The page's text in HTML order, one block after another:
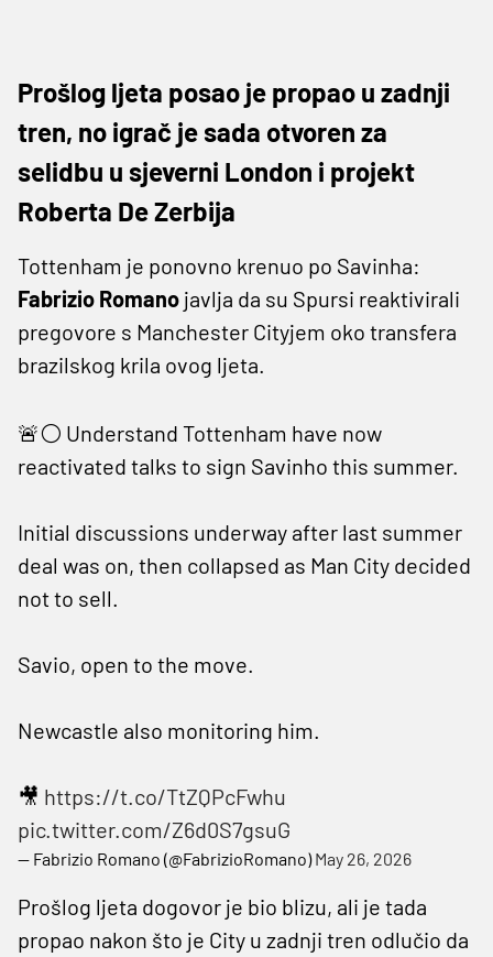
Prošlog ljeta posao je propao u zadnji
tren, no igrač je sada otvoren za
selidbu u sjeverni London i projekt
Roberta De Zerbija
Tottenham je ponovno krenuo po Savinha:
Fabrizio Romano javlja da su Spursi reaktivirali
pregovore s Manchester Cityjem oko transfera
brazilskog krila ovog ljeta.
🚨⚪️ Understand Tottenham have now
reactivated talks to sign Savinho this summer.
Initial discussions underway after last summer
deal was on, then collapsed as Man City decided
not to sell.
Savio, open to the move.
Newcastle also monitoring him.
🎥 https://t.co/TtZQPcFwhu
pic.twitter.com/Z6d0S7gsuG
— Fabrizio Romano (@FabrizioRomano)May 26, 2026
Prošlog ljeta dogovor je bio blizu, ali je tada
propao nakon što je City u zadnji tren odlučio da